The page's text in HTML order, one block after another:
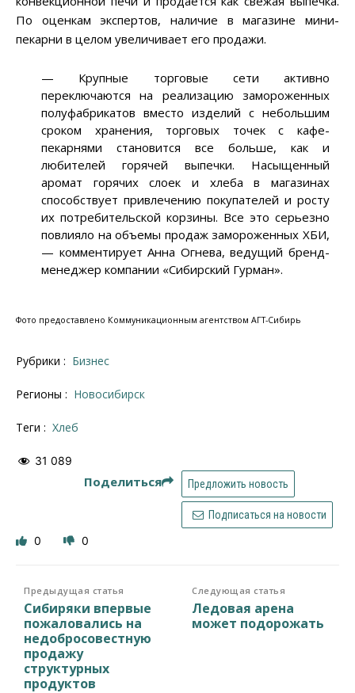
По оценкам экспертов, наличие в магазине мини-
пекарни в целом увеличивает его продажи.
— Крупные торговые сети активно
переключаются на реализацию замороженных
полуфабрикатов вместо изделий с небольшим
сроком хранения, торговых точек с кафе-
пекарнями становится все больше, как и
любителей горячей выпечки. Насыщенный
аромат горячих слоек и хлеба в магазинах
способствует привлечению покупателей и росту
их потребительской корзины. Все это серьезно
повлияло на объемы продаж замороженных ХБИ,
— комментирует Анна Огнева, ведущий бренд-
менеджер компании «Сибирский Гурман».
Фото предоставлено Коммуникационным агентством АГТ-Сибирь
Рубрики : Бизнес
Регионы : Новосибирск
Теги : хлеб
31 089
Поделиться Предложить новость
Подписаться на новости
0 0
Предыдущая статья
Сибиряки впервые
пожаловались на
недобросовестную
продажу
структурных
продуктов
Следующая статья
Ледовая арена
может подорожать